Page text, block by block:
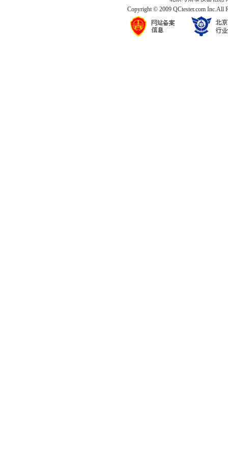
Copyright © 2009 QCtester.com Inc.All